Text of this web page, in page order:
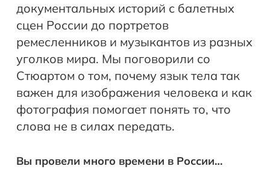
документальных историй с балетных
сцен России до портретов
ремесленников и музыкантов из разных
уголков мира. Мы поговорили со
Стюартом о том, почему язык тела так
важен для изображения человека и как
фотография помогает понять то, что
слова не в силах передать.
Вы провели много времени в России…